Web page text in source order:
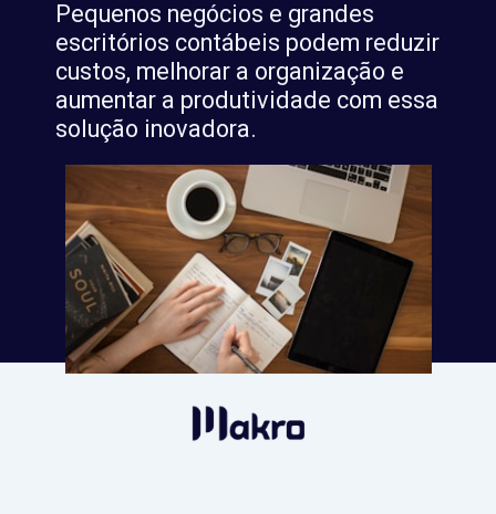
Pequenos negócios e grandes
escritórios contábeis podem reduzir
custos, melhorar a organização e
aumentar a produtividade com essa
solução inovadora.